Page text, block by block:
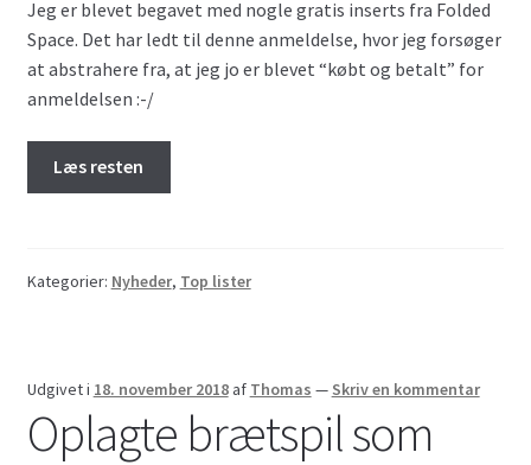
Jeg er blevet begavet med nogle gratis inserts fra Folded
Space. Det har ledt til denne anmeldelse, hvor jeg forsøger
at abstrahere fra, at jeg jo er blevet “købt og betalt” for
anmeldelsen :-/
Læs resten
Kategorier: Nyheder, Top lister
Udgivet i 18. november 2018 af Thomas — Skriv en kommentar
Oplagte brætspil som